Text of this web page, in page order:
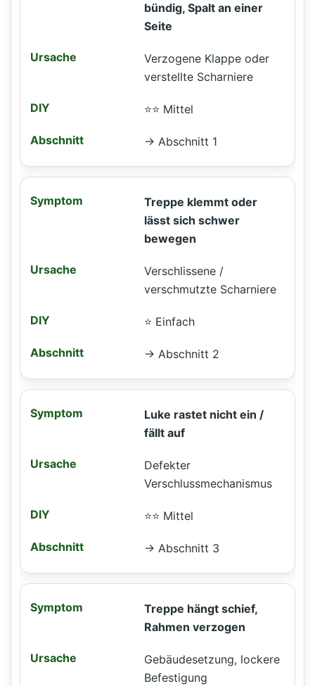
bündig, Spalt an einer
Seite
Verzogene Klappe oder
verstellte Scharniere
⭐⭐ Mittel
→ Abschnitt 1
Treppe klemmt oder
lässt sich schwer
bewegen
Verschlissene /
verschmutzte Scharniere
⭐ Einfach
→ Abschnitt 2
Luke rastet nicht ein /
fällt auf
Defekter
Verschlussmechanismus
⭐⭐ Mittel
→ Abschnitt 3
Treppe hängt schief,
Rahmen verzogen
Gebäudesetzung, lockere
Befestigung